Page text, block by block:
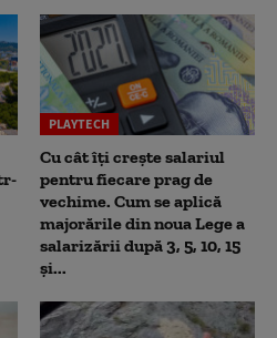
PLAYTECH
Cu cât îți crește salariul
pentru fiecare prag de
vechime. Cum se aplică
majorările din noua Lege a
salarizării după 3, 5, 10, 15
și...